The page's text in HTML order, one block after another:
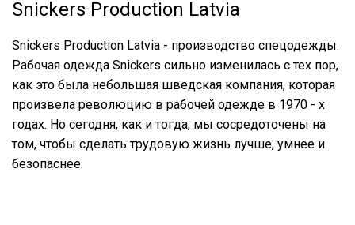
Snickers Production Latvia
Snickers Production Latvia - производство спецодежды.
Рабочая одежда Snickers сильно изменилась с тех пор,
как это была небольшая шведская компания, которая
произвела революцию в рабочей одежде в 1970 - х
годах. Но сегодня, как и тогда, мы сосредоточены на
том, чтобы сделать трудовую жизнь лучше, умнее и
безопаснее.